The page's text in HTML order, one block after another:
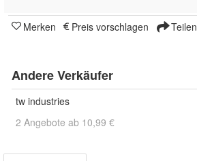
Merken Preis vorschlagen Teilen
Andere Verkäufer
tw industries
2 Angebote ab 10,99 €